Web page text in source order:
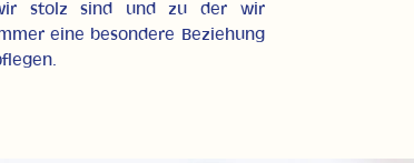
stolz sind und zu der wir
eine besondere Beziehung